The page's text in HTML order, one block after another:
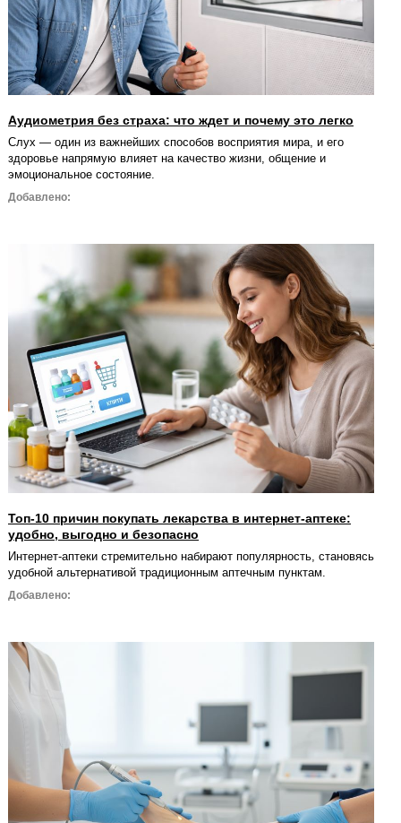
Аудиометрия без страха: что ждет и почему это легко
Слух — один из важнейших способов восприятия мира, и его
здоровье напрямую влияет на качество жизни, общение и
эмоциональное состояние.
Добавлено:
Топ-10 причин покупать лекарства в интернет-аптеке:
удобно, выгодно и безопасно
Интернет-аптеки стремительно набирают популярность, становясь
удобной альтернативой традиционным аптечным пунктам.
Добавлено: